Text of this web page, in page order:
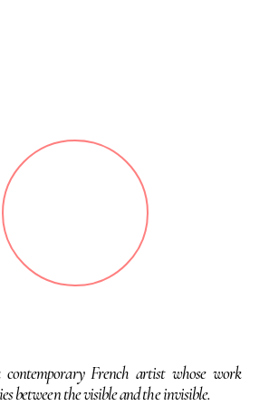
French artist whose work
between the visible and the invisible.